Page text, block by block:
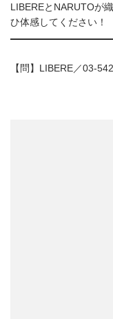
LIBEREとNARUTOが
ひ体感してください！
【問】LIBERE／03-